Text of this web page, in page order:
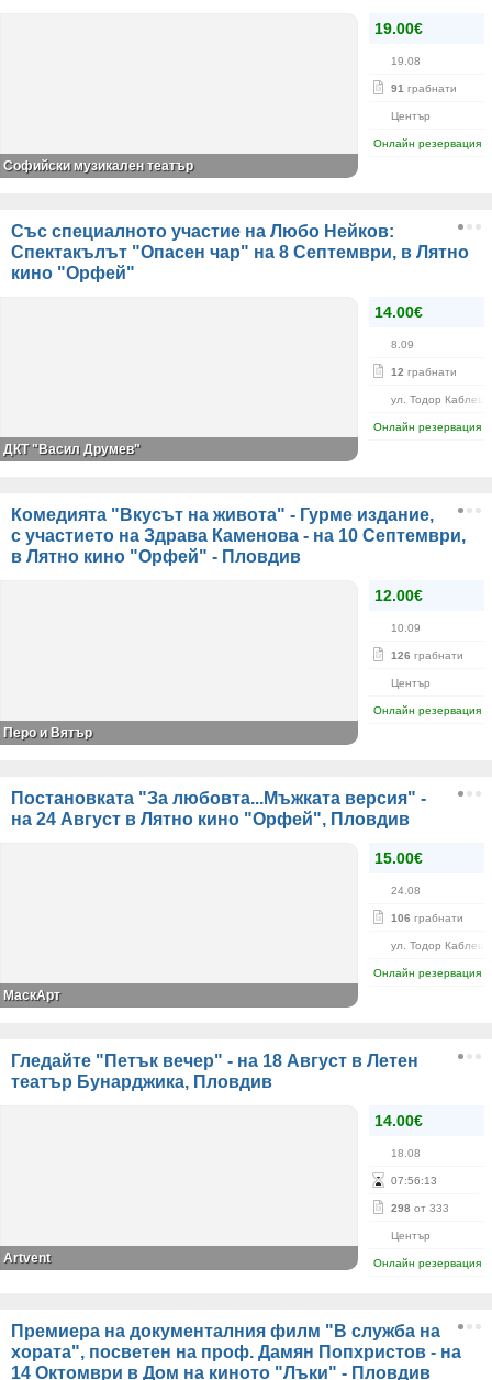
19.00€
19.08
91 грабнати
Център
Онлайн резервация
Софийски музикален театър
Със специалното участие на Любо Нейков:
Спектакълът "Опасен чар" на 8 Септември, в Лятно
кино "Орфей"
14.00€
8.09
12 грабнати
ул. Тодор
Онлайн резервация
ДКТ "Васил Друмев"
Комедията "Вкусът на живота" - Гурме издание,
с участието на Здрава Каменова - на 10 Септември,
в Лятно кино "Орфей" - Пловдив
12.00€
10.09
126 грабнати
Център
Онлайн резервация
Перо и Вятър
Постановката "За любовта...Мъжката версия" -
на 24 Август в Лятно кино "Орфей", Пловдив
15.00€
24.08
106 грабнати
ул. Тодор
Онлайн резервация
МаскАрт
Гледайте "Петък вечер" - на 18 Август в Летен
театър Бунарджика, Пловдив
14.00€
18.08
07:56:13
298 от 333
Център
Онлайн резервация
Аrtvent
Премиера на документалния филм "В служба на
хората", посветен на проф. Дамян Попхристов - на
14 Октомври в Дом на киното "Лъки" - Пловдив